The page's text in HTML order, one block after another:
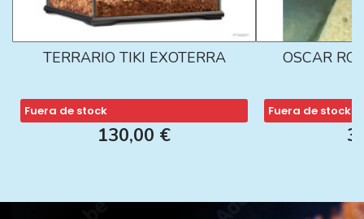
TERRARIO TIKI EXOTERRA
Fuera de stock
130,00 €
OSCAR
Fuera de stock